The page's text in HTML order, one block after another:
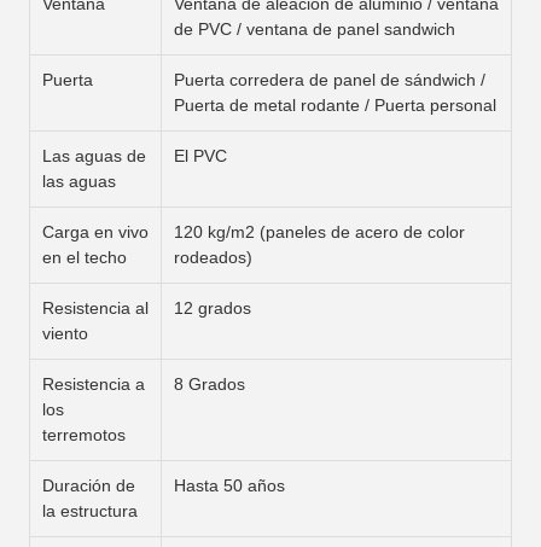
Ventana
Ventana de aleación de aluminio / ventana
de PVC / ventana de panel sandwich
Puerta
Puerta corredera de panel de sándwich /
Puerta de metal rodante / Puerta personal
Las aguas de
las aguas
El PVC
Carga en vivo
en el techo
120 kg/m2 (paneles de acero de color
rodeados)
Resistencia al
viento
12 grados
Resistencia a
los
terremotos
8 Grados
Duración de
la estructura
Hasta 50 años